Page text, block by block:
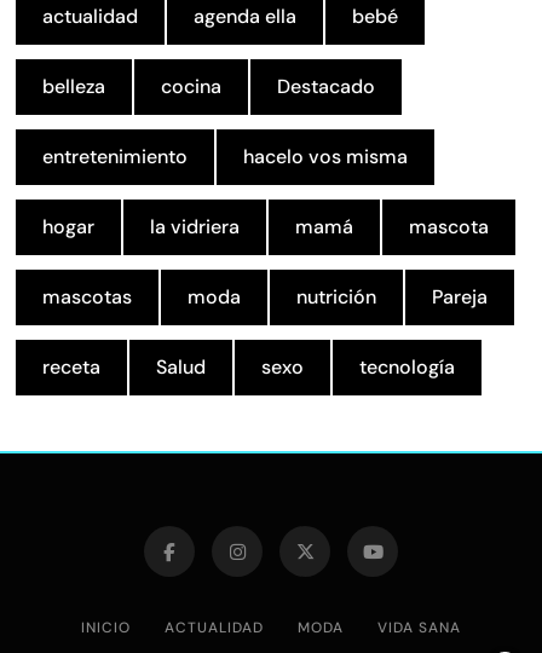
actualidad agenda ella bebé
belleza cocina Destacado
entretenimiento hacelo vos misma
hogar la vidriera mamá mascota
mascotas moda nutrición Pareja
receta Salud sexo tecnología
INICIO ACTUALIDAD MODA
VIDA SANA